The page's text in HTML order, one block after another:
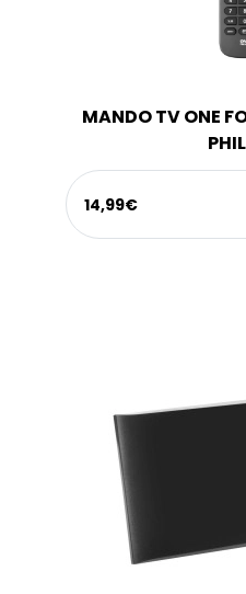
MANDO TV ONE
14,99€